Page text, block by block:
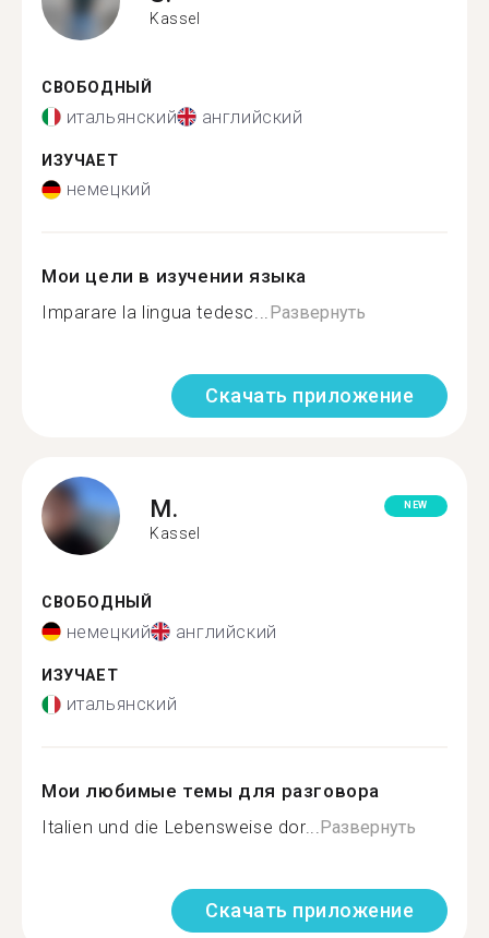
Kassel
СВОБОДНЫЙ
итальянский английский
ИЗУЧАЕТ
немецкий
Мои цели в изучении языка
Imparare la lingua tedesc...Развернуть
Скачать приложение
M.
Kassel
NEW
СВОБОДНЫЙ
немецкий английский
ИЗУЧАЕТ
итальянский
Мои любимые темы для разговора
Italien und die Lebensweise dor...Развернуть
Скачать приложение